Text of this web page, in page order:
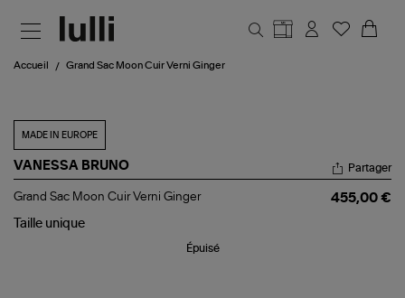
Accueil Grand Sac Moon Cuir Verni Ginger
MADE IN EUROPE
VANESSA BRUNO
Grand
Moon
Partager
Grand Sac Moon Cuir Verni Ginger
455,00 €
Taille unique
Épuisé